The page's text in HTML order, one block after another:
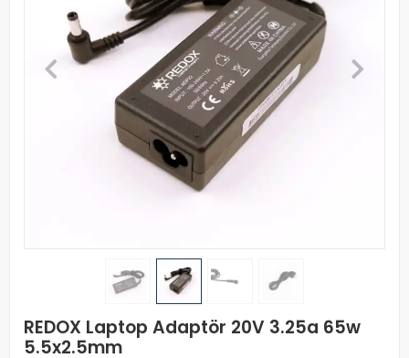
REDOX Laptop Adaptör 20V 3.25a 65w
5.5x2.5mm